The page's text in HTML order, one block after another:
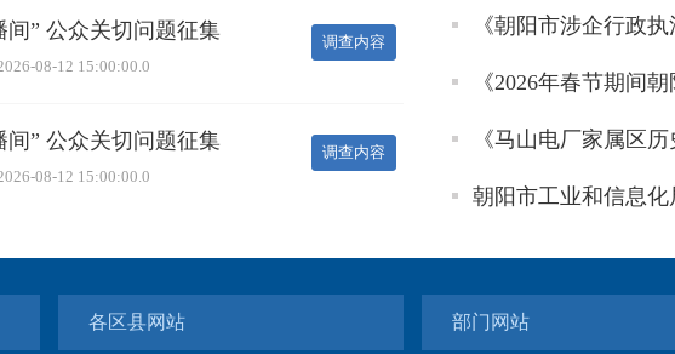
《马山电厂家属区
各区县网站 部门网站